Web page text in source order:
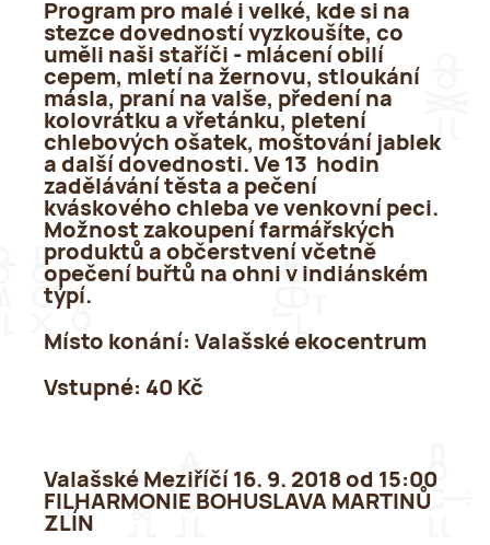
Program pro malé i velké, kde si na
stezce dovedností vyzkoušíte, co
uměli naši staříči - mlácení obilí
cepem, mletí na žernovu, stloukání
másla, praní na valše, předení na
kolovrátku a vřetánku, pletení
chlebových ošatek, moštování jablek
a další dovednosti. Ve 13 hodin
zadělávání těsta a pečení
kváskového chleba ve venkovní peci.
Možnost zakoupení farmářských
produktů a občerstvení včetně
opečení buřtů na ohni v indiánském
týpí.
Místo konání: Valašské ekocentrum
Vstupné: 40 Kč
Valašské Meziříčí 16. 9. 2018 od 15:00
FILHARMONIE BOHUSLAVA MARTINŮ
ZLÍN